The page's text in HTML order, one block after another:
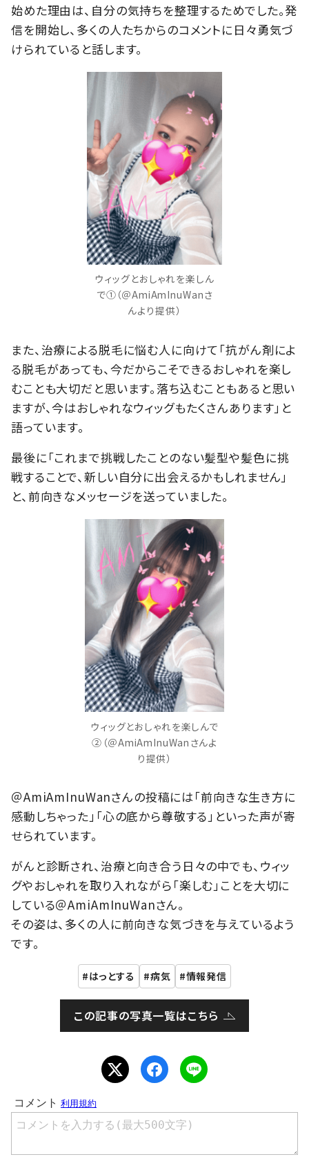
始めた理由は、自分の気持ちを整理するためでした。発
信を開始し、多くの人たちからのコメントに日々勇気づ
けられていると話します。
ウィッグとおしゃれを楽しん
で①（＠AmiAmInuWanさ
んより提供）
また、治療による脱毛に悩む人に向けて「抗がん剤によ
る脱毛があっても、今だからこそできるおしゃれを楽し
むことも大切だと思います。落ち込むこともあると思い
ますが、今はおしゃれなウィッグもたくさんあります」と
語っています。
最後に「これまで挑戦したことのない髪型や髪色に挑
戦することで、新しい自分に出会えるかもしれません」
と、前向きなメッセージを送っていました。
ウィッグとおしゃれを楽しんで
②（＠AmiAmInuWanさんよ
り提供）
＠AmiAmInuWanさんの投稿には「前向きな生き方に
感動しちゃった」「心の底から尊敬する」といった声が寄
せられています。
がんと診断され、治療と向き合う日々の中でも、ウィッ
グやおしゃれを取り入れながら「楽しむ」ことを大切に
している＠AmiAmInuWanさん。
その姿は、多くの人に前向きな気づきを与えているよう
です。
はっとする 病気 情報発信
この記事の写真一覧はこちら